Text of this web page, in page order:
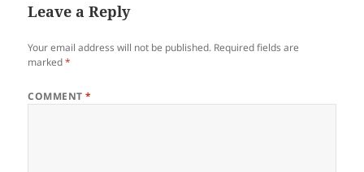
Leave a Reply
Your email address will not be published. Required fields are
marked*
COMMENT*